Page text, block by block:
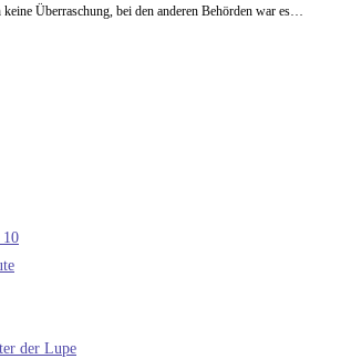
keine Überraschung, bei den anderen Behörden war es…
10
der Lupe